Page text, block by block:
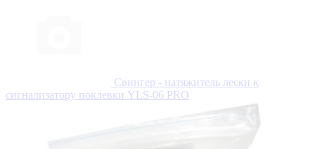
Свингер - натяжитель лески к
сигнализатору поклевки YLS-06 PRO